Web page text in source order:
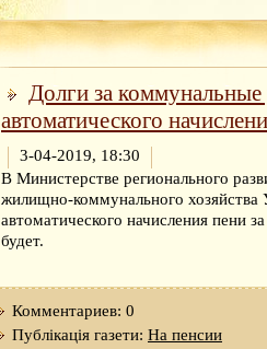
Долги за коммунальные
автоматического
3-04-2019, 18:30
В Министерстве регионального
жилищно-коммунального хозяйства
автоматического начисления пени
будет.
Комментариев: 0
Публікація газети: На пенсии